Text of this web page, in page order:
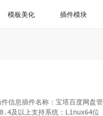
模板美化 插件模块
信息插件名称：宝塔百度网盘管
及以上支持系统：Linux64位